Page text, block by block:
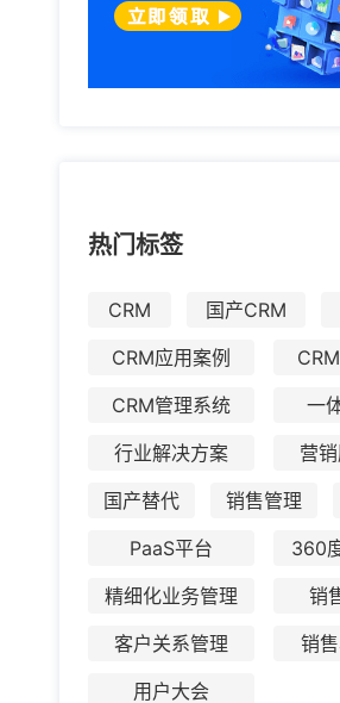
热门标签
CRM 国产CRM
CRM应用案例
CRM管理系统
一
行业解决方案
营
国产替代
销售管理
PaaS平台
360
精细化业务管理
销
客户关系管理
销
用户大会